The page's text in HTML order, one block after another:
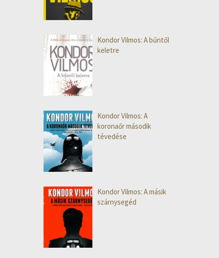
Kondor Vilmos: A bűntől
keletre
Kondor Vilmos: A
koronaőr második
tévedése
Kondor Vilmos: A másik
szárnysegéd